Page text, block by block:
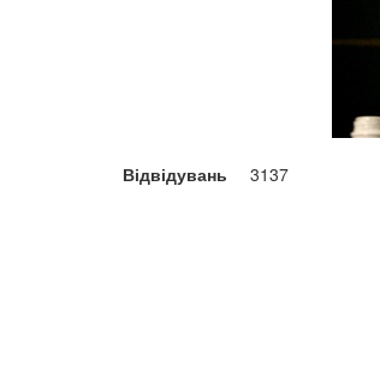
Відвідувань 3137